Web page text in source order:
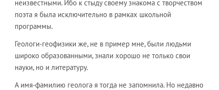
неизвестными. Ибо к стыду своему знакома с творчеством
поэта я была исключительно в рамках школьной
программы.
Геологи-геофизики же, не в пример мне, были людьми
широко образованными, знали хорошо не только свои
науки, но и литературу.
А имя-фамилию геолога я тогда не запомнила. Но недавно